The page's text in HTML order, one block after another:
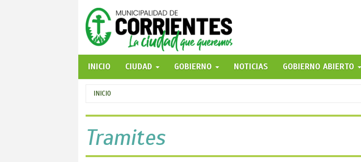
INICIO
CIUDAD GOBIERNO NOTICIAS GOBIERNO ABIERTO
Se
encuentra
usted
aquí
INICIO
Tramites